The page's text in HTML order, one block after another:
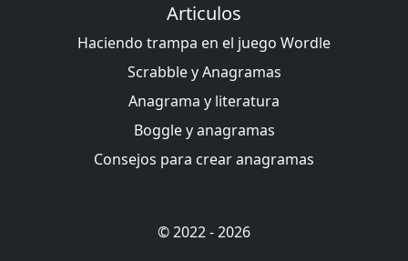
Articulos
Haciendo trampa en el juego Wordle
Scrabble y Anagramas
Anagrama y literatura
Boggle y anagramas
Consejos para crear anagramas
© 2022 - 2026